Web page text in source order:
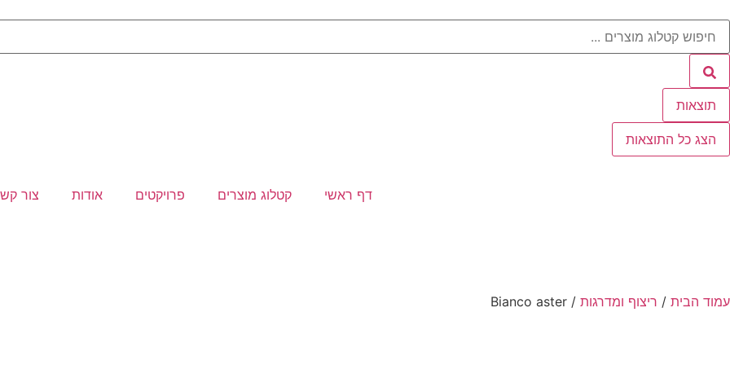
תוצאות
הצג כל התוצאות
דף ראשי קטלוג מוצרים פרויקטים אודות צור
עמוד הבית / ריצוף ומדרגות / Bianco aster